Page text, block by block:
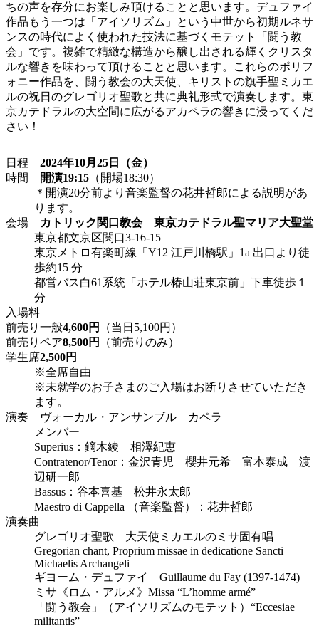
ちの声を存分にお楽しみ頂けることと思います。デュファイ
作品もう一つは「アイソリズム」という中世から初期ルネサ
ンスの時代によく使われた技法に基づくモテット「闘う教
会」です。複雑で精緻な構造から醸し出される輝くクリスタ
ルな響きを味わって頂けることと思います。これらのポリフ
ォニー作品を、闘う教会の大天使、キリストの旗手聖ミカエ
ルの祝日のグレゴリオ聖歌と共に典礼形式で演奏します。東
京カテドラルの大空間に広がるアカペラの響きに浸ってくだ
さい！
日程 2024年10月25日（金）
時間
開演19:15 （開場18:30）
＊開演20分前より音楽監督の花井哲郎による説明があ
ります。
会場
カトリック関口教会 東京カテドラル聖マリア大聖堂
東京都文京区関口3-16-15
東京メトロ有楽町線「Y12 江戸川橋駅」1a 出口より徒
歩約15 分
都営バス白61系統「ホテル椿山荘東京前」下車徒歩１
分
入場料
前売り一般4,600円
（当日5,100円）
前売りペア8,500円
（前売りのみ）
学生席2,500円
※全席自由
※未就学のお子さまのご入場はお断りさせていただき
ます。
演奏 ヴォーカル・アンサンブル カペラ
メンバー
Superius：鏑木綾 相澤紀恵
Contratenor/Tenor：金沢青児 櫻井元希 富本泰成 渡
辺研一郎
Bassus：谷本喜基 松井永太郎
Maestro di Cappella （音楽監督）：花井哲郎
演奏曲
グレゴリオ聖歌 大天使ミカエルのミサ固有唱
Gregorian chant, Proprium missae in dedicatione Sancti
Michaelis Archangeli
ギヨーム・デュファイ Guillaume du Fay (1397-1474)
ミサ《ロム・アルメ》Missa “L’homme armé”
「闘う教会」（アイソリズムのモテット）“Eccesiae
militantis”